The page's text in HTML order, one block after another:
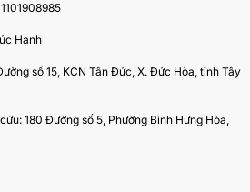
Hạnh
số 15, KCN Tân Đức, X. Đức Hòa, tỉnh Tây
180 Đường số 5, Phường Bình Hưng Hòa,